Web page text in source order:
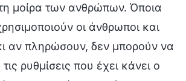
μοίρα των ανθρώπων. Όποια
οι άνθρωποι και
αν πληρώσουν, δεν μπορούν να
ρυθμίσεις που έχει κάνει ο